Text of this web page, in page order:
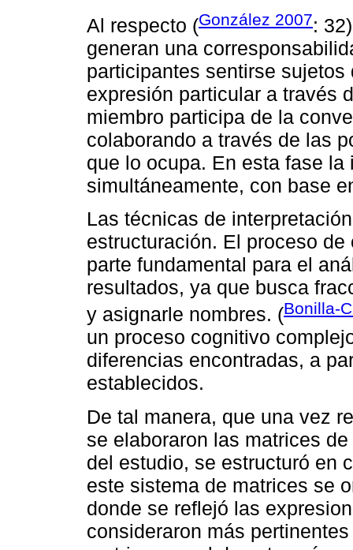
Al respecto (González 2007:
generan una
participantes sentirse
expresión particular a través
miembro participa de la
colaborando a través de las
que lo ocupa. En esta fase
simultáneamente, con base
Las técnicas de
estructuración. El proceso de
parte fundamental para el
resultados, ya que busca
y asignarle nombres. (Bonilla-
un proceso cognitivo
diferencias encontradas, a
establecidos.
De tal manera, que una vez
se elaboraron las matrices
del estudio, se estructuró en
este sistema de matrices se
donde se reflejó las
consideraron más